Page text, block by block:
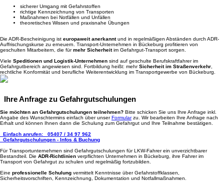
sicherer Umgang mit Gefahrstoffen
richtige Kennzeichnung von Transporten
Maßnahmen bei Notfällen und Unfällen
theoretisches Wissen und praxisnahe Übungen
Die ADR-Bescheinigung ist europaweit anerkanntund in regelmäßigen Abständen durch ADR-
Auffrischungskurse zu erneuern. Transport-Unternehmen in Bückeburg profitieren von
geschulten Mitarbeitern, die fürmehr Sicherheitim Gefahrgut-Transport sorgen.
Viele Speditionen und Logistik-Unternehmen sind auf geschulte Berufskraftfahrer im
Gefahrgutbereich angewiesen sind. Fortbildung heißt: mehrSicherheit im Straßenverkehr,
rechtliche Konformität und berufliche Weiterentwicklung im Transportgewerbe von Bückeburg.
Ihre Anfrage zu Gefahrgutschulungen
Sie möchten an Gefahrgutschulungen teilnehmen? Bitte schicken Sie uns Ihre Anfrage inkl.
Angabe des Wunschtermins einfach über unserFormularzu. Wir bearbeiten Ihre Anfrage nach
Erhalt und können Ihnen dann die Schulung zum Gefahrgut und Ihre Teilnahme bestätigen.
Einfach anrufen:
05407 / 34 97 962
Gefahrgutschulungen - Infos & Buchung
Für Transportunternehmen sind Gefahrgutschulungen für LKW-Fahrer ein unverzichtbarer
Bestandteil. Die ADR-Richtlinien verpflichten Unternehmen in Bückeburg, ihre Fahrer im
Transport von Gefahrgut zu schulen und regelmäßig fortzubilden.
Eine professionelle Schulung vermittelt Kenntnisse über Gefahrstoffklassen,
Sicherheitsvorschriften, Kennzeichnung, Dokumentation und Notfallmaßnahmen.